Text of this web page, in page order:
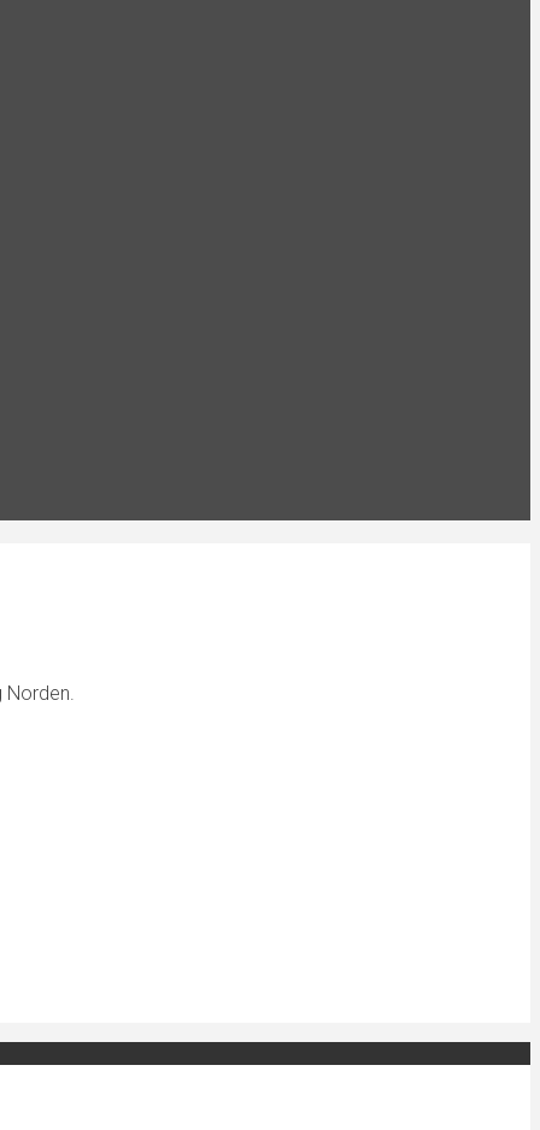
Norden.